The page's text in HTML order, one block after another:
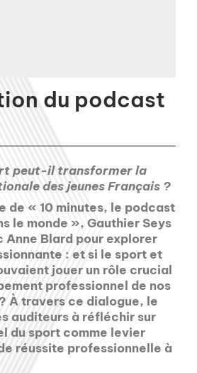
du podcast
peut-il transformer la
des jeunes Français ?
de « 10 minutes, le podcast
le monde », Gauthier Seys
Anne Blard pour explorer
: et si le sport et
jouer un rôle crucial
professionnel de nos
À travers ce dialogue, le
auditeurs à réfléchir sur
du sport comme levier
réussite professionnelle à